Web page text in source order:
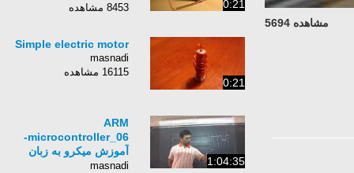
مشاهده 5694
0:21
8453 مشاهده
0:21
Simple electric motor
masnadi
16115 مشاهده
1:04:35
ARM
microcontroller_06-
آموزش میکرو به زبان
فارسی
masnadi